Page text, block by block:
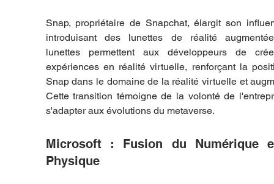
Snap, propriétaire de Snapchat, élargit son
introduisant des lunettes de réalité
lunettes permettent aux développeurs de
expériences en réalité virtuelle, renforçant la
Snap dans le domaine de la réalité virtuelle et
Cette transition témoigne de la volonté de
s'adapter aux évolutions du metaverse.
Microsoft : Fusion du Numérique
Physique